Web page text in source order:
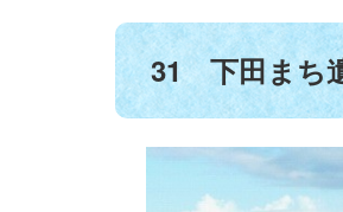
31 下田まち